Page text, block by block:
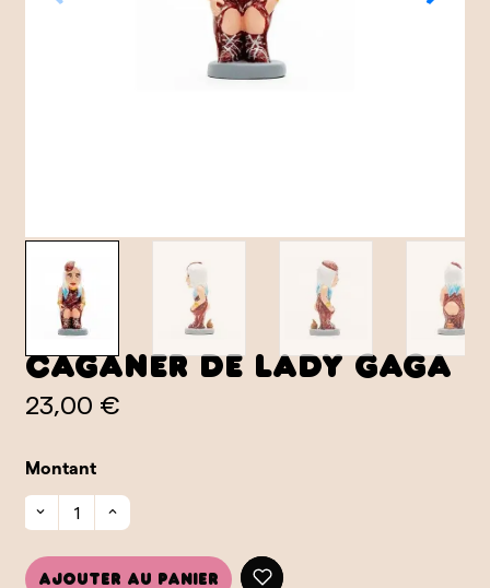
Caganer de Lady Gaga
23,00 €
Montant
Ajouter au panier